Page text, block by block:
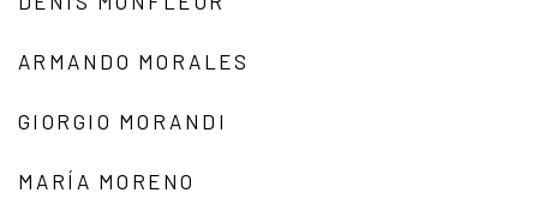
ARMANDO MORALES
GIORGIO MORANDI
MARÍA MORENO